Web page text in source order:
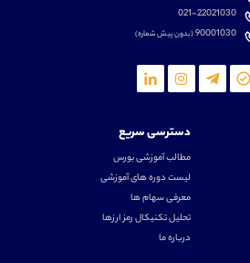
021-22021030
90001030(بدون پیش شماره)
دسترسی سریع
مطالب آموزشی بورس
لیست دوره های آموزشی
معرفی سهام ها
تحلیل تکنیکال رمز ارزها
درباره ما